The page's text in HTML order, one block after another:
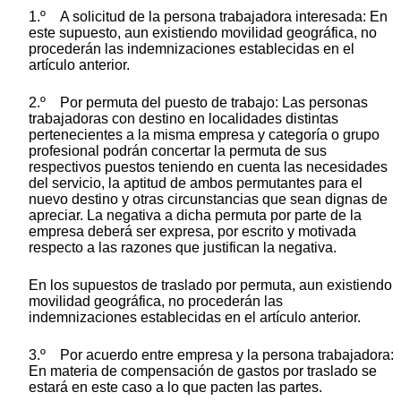
1.º A solicitud de la persona trabajadora interesada: En
este supuesto, aun existiendo movilidad geográfica, no
procederán las indemnizaciones establecidas en el
artículo anterior.
2.º Por permuta del puesto de trabajo: Las personas
trabajadoras con destino en localidades distintas
pertenecientes a la misma empresa y categoría o grupo
profesional podrán concertar la permuta de sus
respectivos puestos teniendo en cuenta las necesidades
del servicio, la aptitud de ambos permutantes para el
nuevo destino y otras circunstancias que sean dignas de
apreciar. La negativa a dicha permuta por parte de la
empresa deberá ser expresa, por escrito y motivada
respecto a las razones que justifican la negativa.
En los supuestos de traslado por permuta, aun existiendo
movilidad geográfica, no procederán las
indemnizaciones establecidas en el artículo anterior.
3.º Por acuerdo entre empresa y la persona trabajadora:
En materia de compensación de gastos por traslado se
estará en este caso a lo que pacten las partes.